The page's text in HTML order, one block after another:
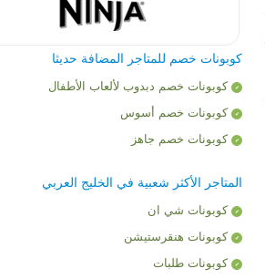
كوبونات خصم للمتاجر المضافة حديثا
كوبونات خصم دبدوب لألعاب الأطفال
كوبونات خصم أسوس
كوبونات خصم جاهز
المتاجر الأكثر شعبية في الخليج العربي
كوبونات شي ان
كوبونات هنقرستيشن
كوبونات طلبات